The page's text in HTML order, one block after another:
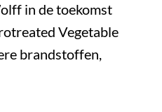
in de toekomst
Vegetable
brandstoffen,